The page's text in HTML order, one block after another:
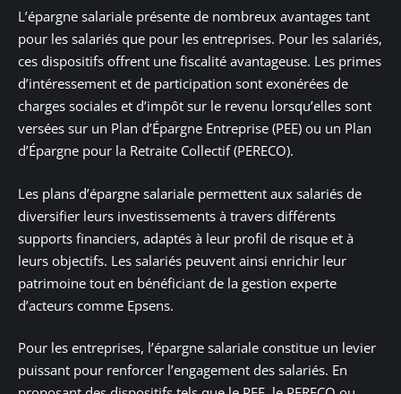
L’épargne salariale présente de nombreux avantages tant
pour les salariés que pour les entreprises. Pour les salariés,
ces dispositifs offrent une fiscalité avantageuse. Les primes
d’intéressement et de participation sont exonérées de
charges sociales et d’impôt sur le revenu lorsqu’elles sont
versées sur un Plan d’Épargne Entreprise (PEE) ou un Plan
d’Épargne pour la Retraite Collectif (PERECO).
Les plans d’épargne salariale permettent aux salariés de
diversifier leurs investissements à travers différents
supports financiers, adaptés à leur profil de risque et à
leurs objectifs. Les salariés peuvent ainsi enrichir leur
patrimoine tout en bénéficiant de la gestion experte
d’acteurs comme Epsens.
Pour les entreprises, l’épargne salariale constitue un levier
puissant pour renforcer l’engagement des salariés. En